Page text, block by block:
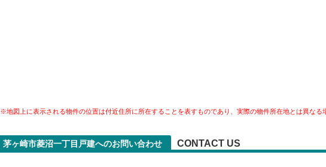
※地図上に表示される物件の位置は付近住所に所在することを表すものであり、実際の物件所在地とは異なる
茅ヶ崎市菱沼一丁目戸建へのお問い合わせ CONTACT US